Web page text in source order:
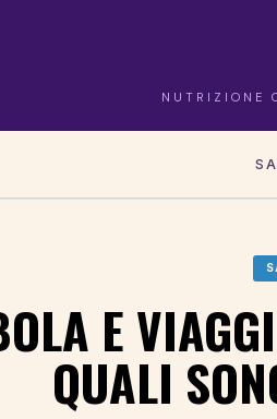
NUTRIZIONE
E
QUALI